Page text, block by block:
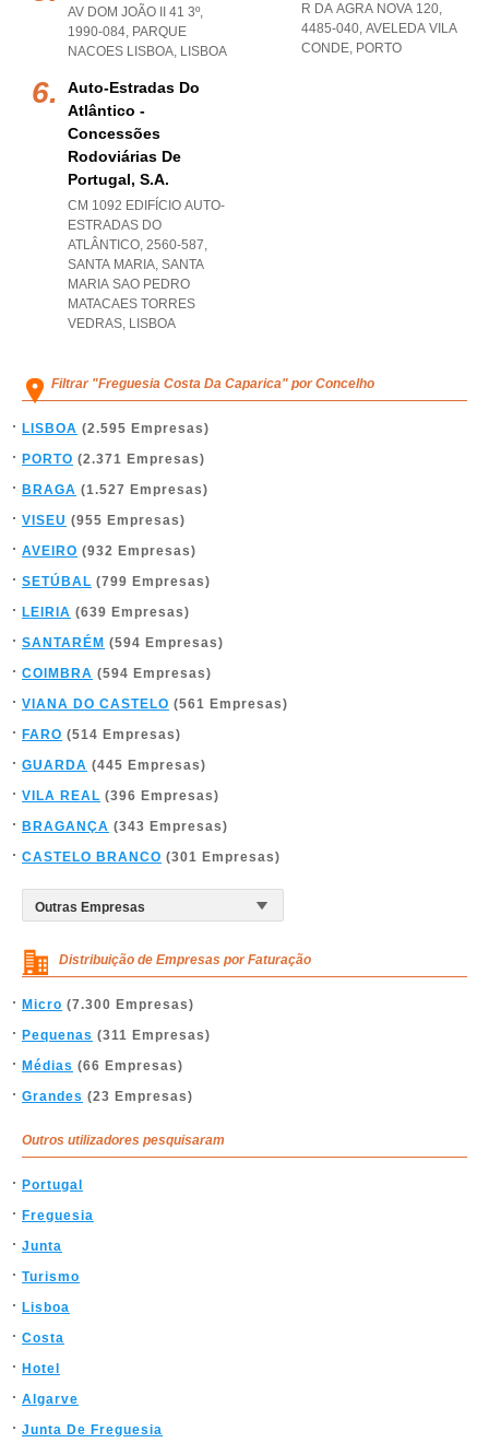
AV DOM JOÃO II 41 3º,
1990-084, PARQUE
NACOES LISBOA, LISBOA
Auto-Estradas Do
Atlântico -
Concessões
Rodoviárias De
Portugal, S.a.
CM 1092 EDIFÍCIO AUTO-
ESTRADAS DO
ATLÂNTICO, 2560-587,
SANTA MARIA, SANTA
MARIA SAO PEDRO
MATACAES TORRES
VEDRAS, LISBOA
R DA AGRA NOVA 120,
4485-040, AVELEDA VILA
CONDE, PORTO
Filtrar "Freguesia Costa Da Caparica" por Concelho
LISBOA (2.595 Empresas)
PORTO (2.371 Empresas)
BRAGA (1.527 Empresas)
VISEU (955 Empresas)
AVEIRO (932 Empresas)
SETÚBAL (799 Empresas)
LEIRIA (639 Empresas)
SANTARÉM (594 Empresas)
COIMBRA (594 Empresas)
VIANA DO CASTELO (561 Empresas)
FARO (514 Empresas)
GUARDA (445 Empresas)
VILA REAL (396 Empresas)
BRAGANÇA (343 Empresas)
CASTELO BRANCO (301 Empresas)
Distribuição de Empresas por Faturação
Micro (7.300 Empresas)
Pequenas (311 Empresas)
Médias (66 Empresas)
Grandes (23 Empresas)
Outros utilizadores pesquisaram
Portugal
Freguesia
Junta
Turismo
Lisboa
Costa
Hotel
Algarve
Junta De Freguesia